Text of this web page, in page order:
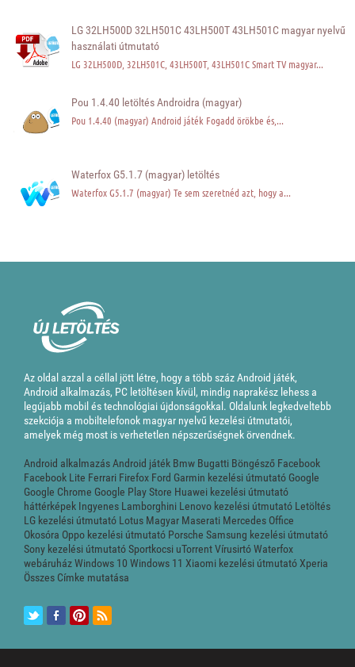
LG 32LH500D 32LH501C 43LH500T 43LH501C magyar nyelvű
használati útmutató
LG 32LH500D, 32LH501C, 43LH500T, 43LH501C Smart TV magyar...
Pou 1.4.40 letöltés Androidra (magyar)
Pou 1.4.40 (magyar) Android játék Fogadd örökbe és,...
Waterfox G5.1.7 (magyar) letöltés
Waterfox G5.1.7 (magyar) Te sem szeretnéd azt, hogy a...
Az oldal azzal a céllal jött létre, hogy a több száz Android játék,
Android alkalmazás, PC letöltésen kívül, mindig naprakész lehess a
legújabb mobil és technológiai újdonságokkal. Oldalunk legkedveltebb
szekciója a mobiltelefonok magyar nyelvű kezelési útmutatói,
amelyek még most is verhetetlen népszerűségnek örvendnek.
Android alkalmazásAndroid játék Bmw Bugatti Böngésző Facebook
Facebook Lite Ferrari Firefox Ford Garmin kezelési útmutató Google
Google Chrome Google Play Store Huawei kezelési útmutató
háttérképek Ingyenes Lamborghini Lenovo kezelési útmutató Letöltés
LG kezelési útmutató Lotus Magyar Maserati Mercedes Office
Okosóra Oppo kezelési útmutató Porsche Samsung kezelési útmutató
Sony kezelési útmutatóSportkocsi uTorrentVírusirtóWaterfox
webáruházWindows 10 Windows 11 Xiaomi kezelési útmutatóXperia
Összes Címke mutatása